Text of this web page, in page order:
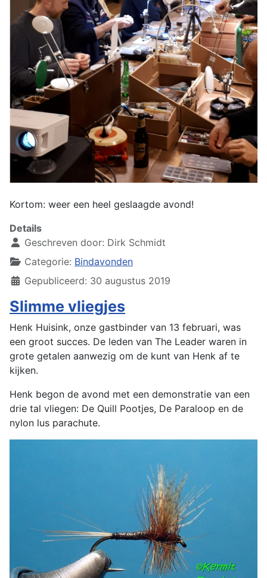
Kortom: weer een heel geslaagde avond!
Details
Geschreven door: Dirk Schmidt
Categorie: Bindavonden
Gepubliceerd: 30 augustus 2019
Slimme vliegjes
Henk Huisink, onze gastbinder van 13 februari, was
een groot succes. De leden van The Leader waren in
grote getalen aanwezig om de kunt van Henk af te
kijken.
Henk begon de avond met een demonstratie van een
drie tal vliegen: De Quill Pootjes, De Paraloop en de
nylon lus parachute.